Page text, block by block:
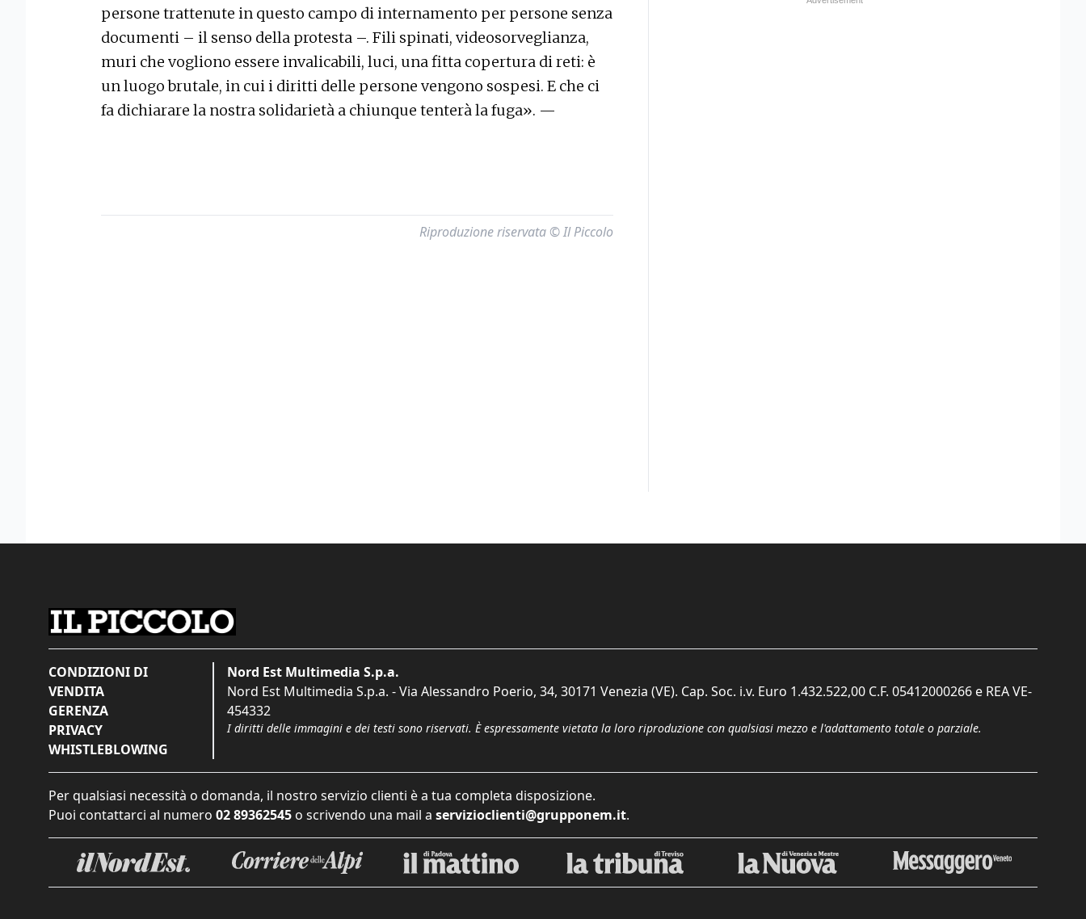
persone trattenute in questo campo di internamento per persone senza
documenti – il senso della protesta –. Fili spinati, videosorveglianza,
muri che vogliono essere invalicabili, luci, una fitta copertura di reti: è
un luogo brutale, in cui i diritti delle persone vengono sospesi. E che ci
fa dichiarare la nostra solidarietà a chiunque tenterà la fuga». —
Riproduzione riservata © Il Piccolo
CONDIZIONI DI
VENDITA
GERENZA
PRIVACY
WHISTLEBLOWING
Nord Est Multimedia S.p.a.
Nord Est Multimedia S.p.a. - Via Alessandro Poerio, 34, 30171 Venezia (VE). Cap. Soc. i.v. Euro 1.432.522,00 C.F. 05412000266 e REA VE-
454332
I diritti delle immagini e dei testi sono riservati. È espressamente vietata la loro riproduzione con qualsiasi mezzo e l'adattamento totale o parziale.
Per qualsiasi necessità o domanda, il nostro servizio clienti è a tua completa disposizione.
Puoi contattarci al numero 02 89362545 o scrivendo una mail a servizioclienti@grupponem.it.